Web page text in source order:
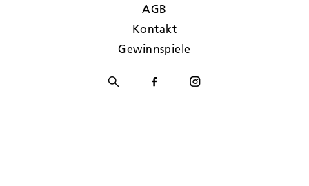
AGB
Kontakt
Gewinnspiele